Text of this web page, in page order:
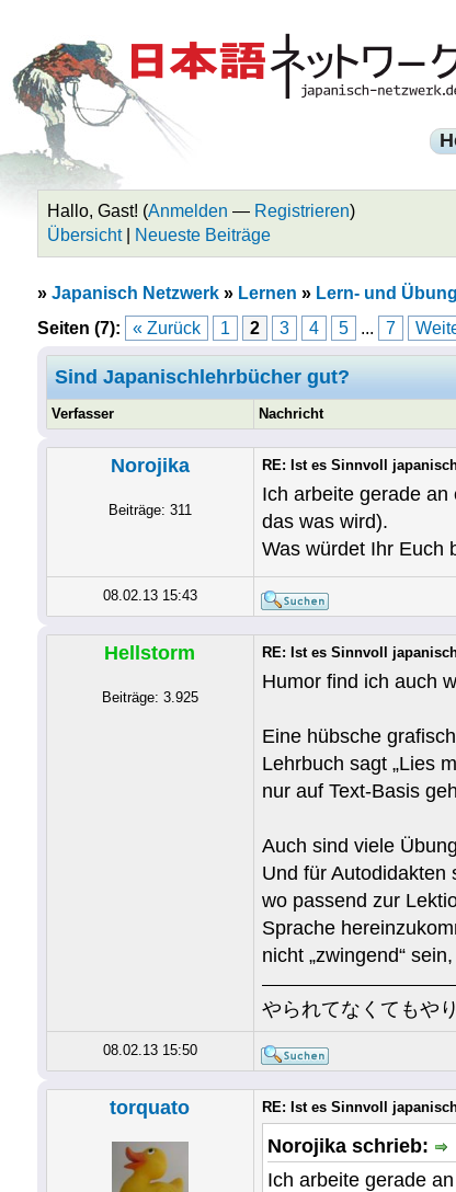
Hallo, Gast! (Anmelden — Registrieren)
Übersicht| Neueste Beiträge
» Japanisch Netzwerk» Lernen » Lern- und
Seiten (7):
« Zurück 1 2 3 4 5 ... 7
Sind Japanischlehrbücher gut?
Verfasser Nachricht
Norojika
Beiträge: 311
RE: Ist es Sinnvoll
Ich arbeite gerade
das was wird).
Was würdet Ihr Euch
08.02.13 15:43
Hellstorm
Beiträge: 3.925
RE: Ist es Sinnvoll
Humor find ich auch
Eine hübsche
Lehrbuch sagt „Lies
nur auf Text-Basis
Auch sind viele
Und für Autodidakten
wo passend zur
Sprache
nicht „zwingend“
やられてなくてもや
08.02.13 15:50
torquato RE: Ist es Sinnvoll
Norojika schrieb:
Ich arbeite gerade